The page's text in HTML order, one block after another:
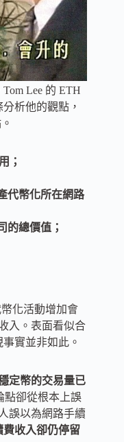
Lee 的 ETH
析他的觀點，
；
代幣化所在網路
的總價值；
化活動增加會
入。表面看似合
實並非如此。
定幣的交易量已
點卻從根本上誤
誤以為網路手續
收入卻仍停留